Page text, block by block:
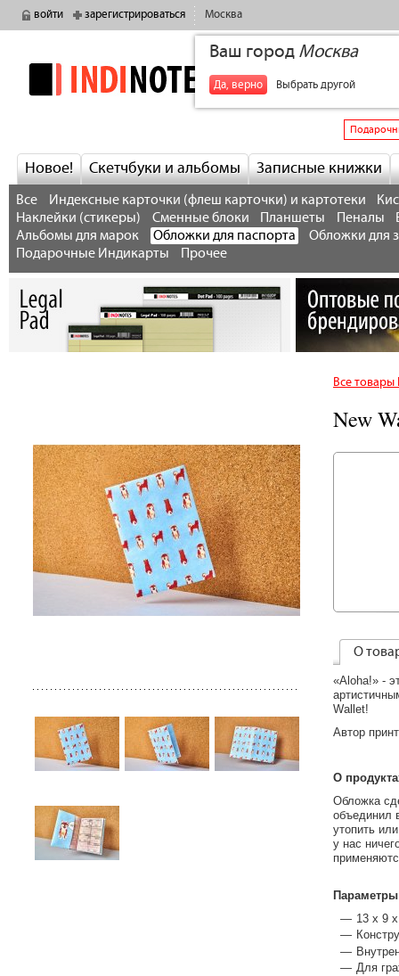
войти зарегистрироваться Москва
Ваш город Москва
Да, верно Выбрать другой
indinotes
Новое! Скетчбуки и альбомы Записные книжки
Все Индексные карточки (флеш карточки) и картотеки
Наклейки (стикеры)
Сменные блоки Планшеты Пеналы
Альбомы для марок
Обложки для паспорта
Обложки для
Подарочные Индикарты
Прочее
Все товары
New
О
«Aloha!» -
Wallet!
Автор
О
Обложка
объединил
утопить
у нас
Параметры
13 х 9
Для